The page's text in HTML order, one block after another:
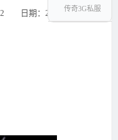
日期：2025-08-22
传奇3G私服